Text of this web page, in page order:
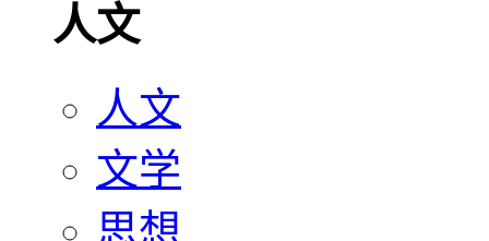
人文
人文
文学
思想